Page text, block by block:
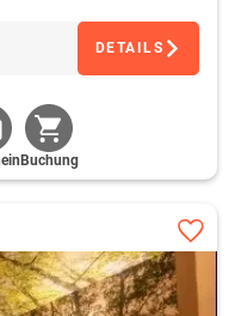
DETAILS
Buchung